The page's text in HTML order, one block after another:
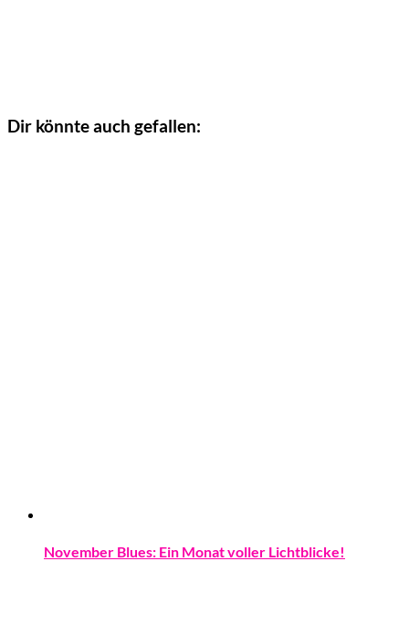
Dir könnte auch gefallen:
November Blues: Ein Monat voller Lichtblicke!